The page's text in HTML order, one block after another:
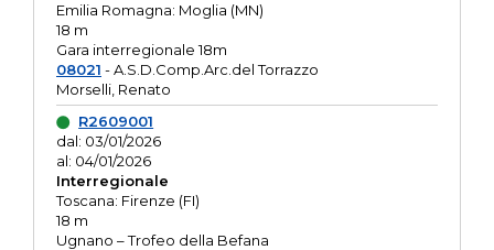
Emilia Romagna: Moglia (MN)
18 m
Gara interregionale 18m
08021 - A.S.D.Comp.Arc.del Torrazzo
Morselli, Renato
R2609001
dal: 03/01/2026
al: 04/01/2026
Interregionale
Toscana: Firenze (FI)
18 m
Ugnano – Trofeo della Befana